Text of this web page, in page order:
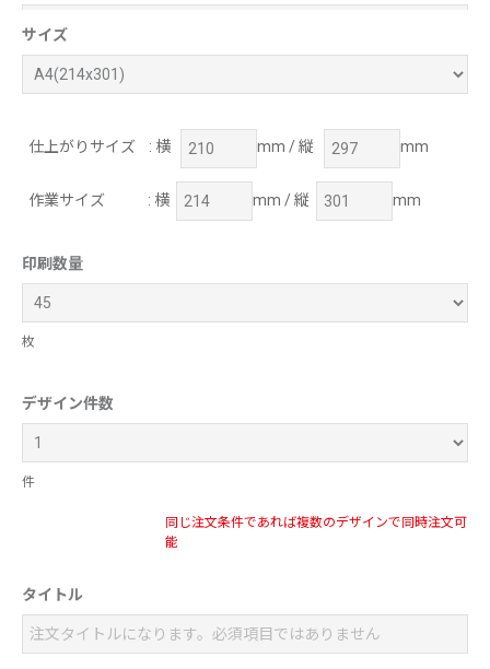
サイズ
仕上がりサイズ : 横 mm / 縦 mm
作業サイズ : 横 mm / 縦 mm
印刷数量
枚
デザイン件数
件
同じ注文条件であれば複数のデザインで同時注文可
能
タイトル